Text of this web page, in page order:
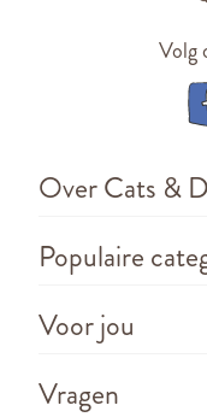
Volg
Over Cats &
Populaire
Voor jou
Vragen